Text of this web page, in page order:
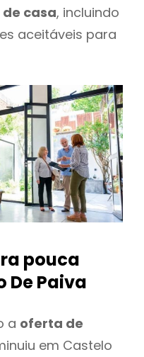
casa, incluindo
aceitáveis para
pouca
De Paiva
a oferta de
em Castelo